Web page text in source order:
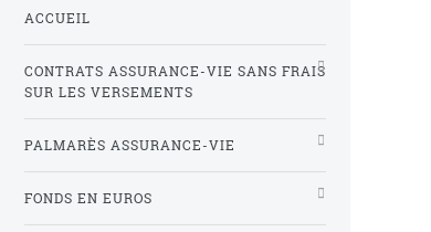
ACCUEIL
CONTRATS ASSURANCE-VIE SANS FRAIS
SUR LES VERSEMENTS
PALMARÈS ASSURANCE-VIE
FONDS EN EUROS